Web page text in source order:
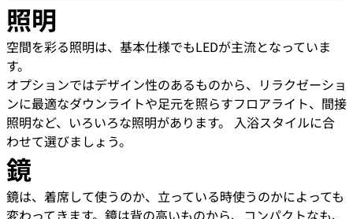
照明
空間を彩る照明は、基本仕様でもLEDが主流となっていま
す。
オプションではデザイン性のあるものから、リラクゼーショ
ンに最適なダウンライトや足元を照らすフロアライト、間接
照明など、いろいろな照明があります。 入浴スタイルに合
わせて選びましょう。
鏡
鏡は、着席して使うのか、立っている時使うのかによっても